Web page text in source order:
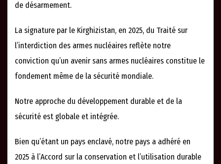
de désarmement.
La signature par le Kirghizistan, en 2025, du Traité sur
l’interdiction des armes nucléaires reflète notre
conviction qu’un avenir sans armes nucléaires constitue le
fondement même de la sécurité mondiale.
Notre approche du développement durable et de la
sécurité est globale et intégrée.
Bien qu’étant un pays enclavé, notre pays a adhéré en
2025 à l’Accord sur la conservation et l’utilisation durable